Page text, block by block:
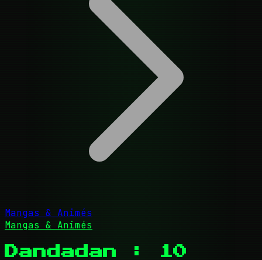
Mangas & Animés
Mangas & Animés
Dandadan : 10